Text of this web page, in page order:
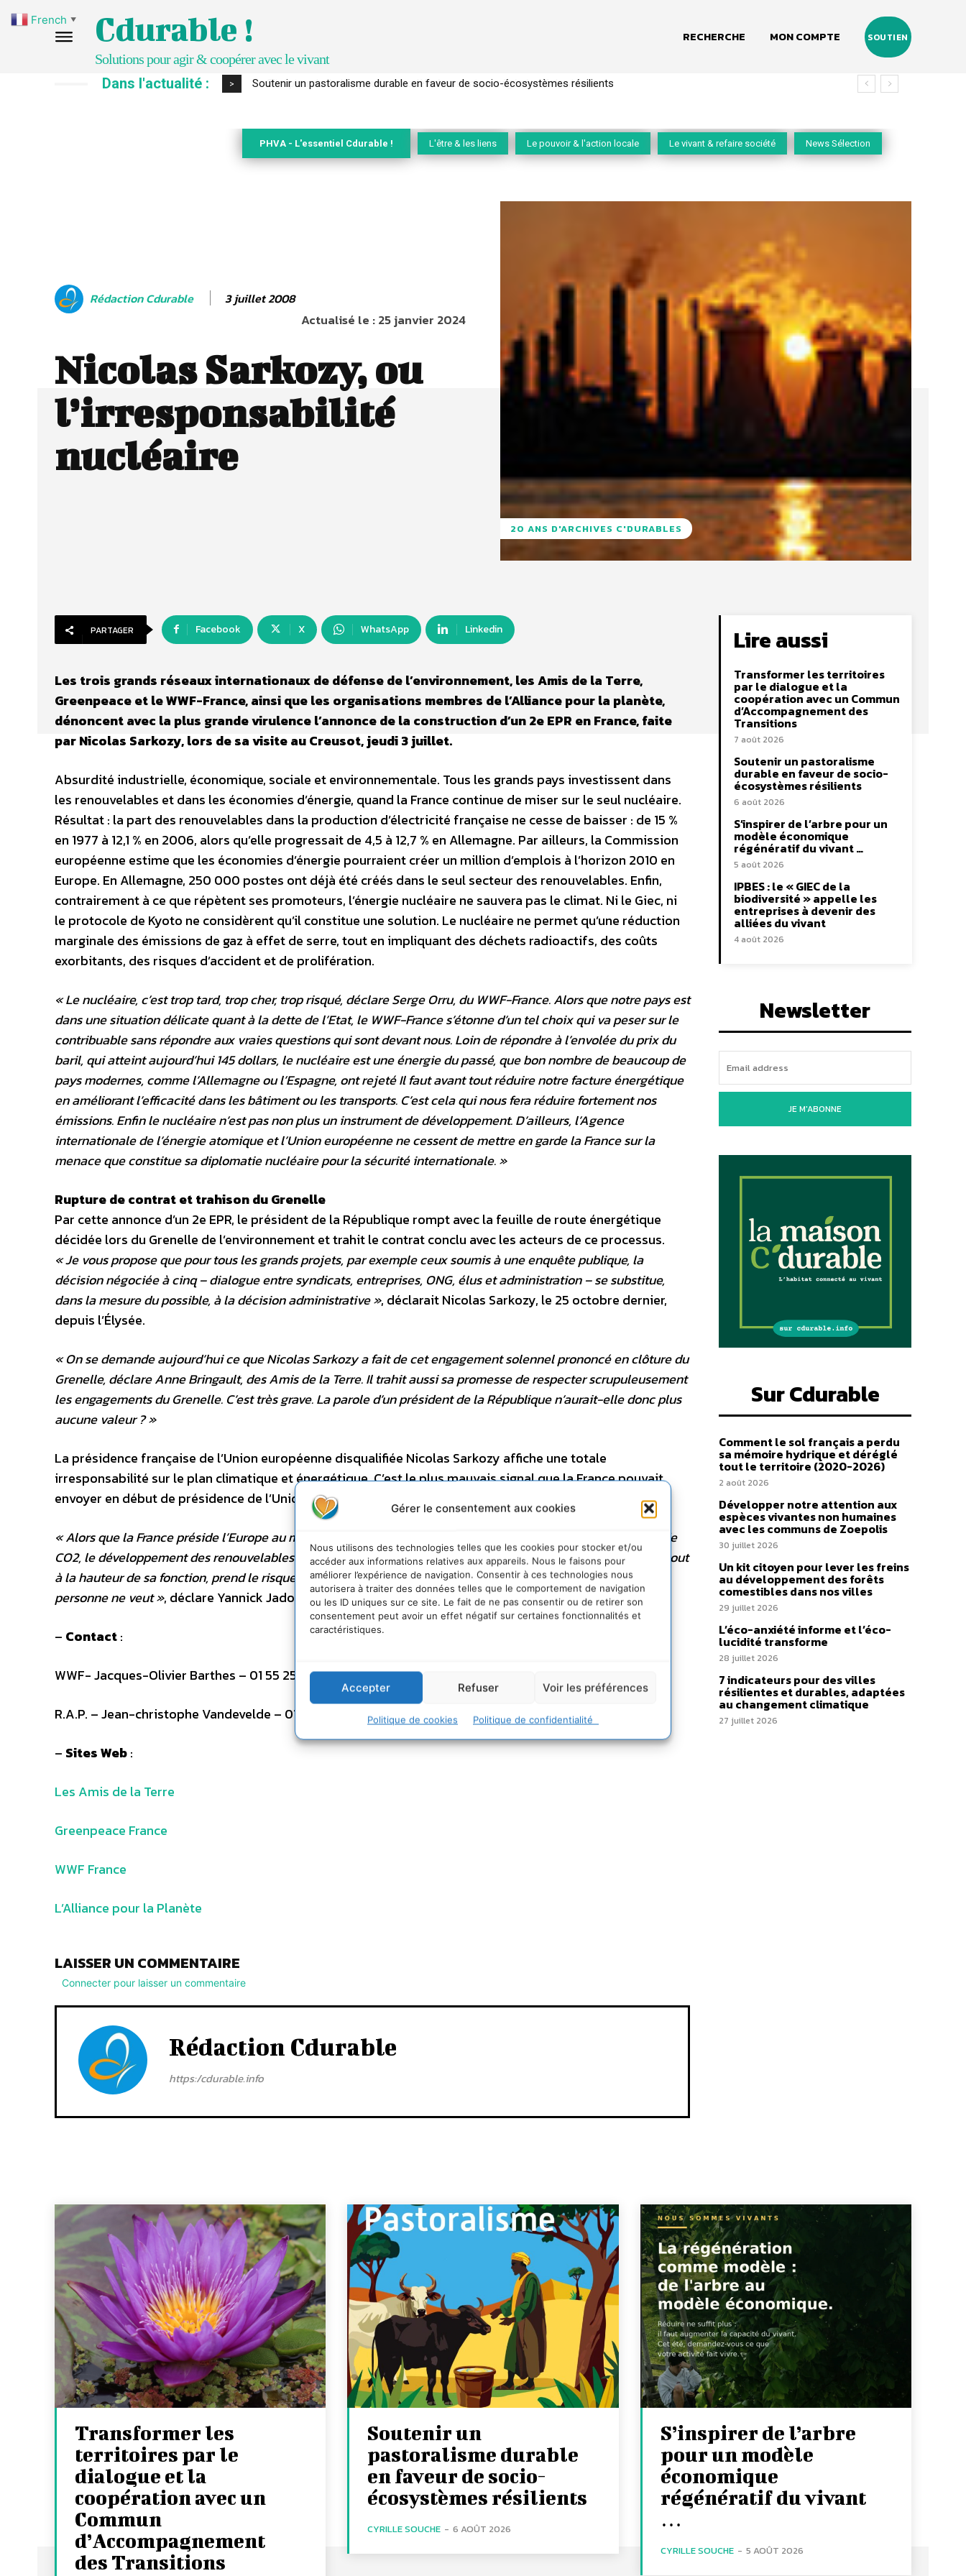
Gérer le consentement aux cookies
Nous utilisons des technologies telles que les cookies pour stocker et/ou
accéder aux informations relatives aux appareils. Nous le faisons pour
améliorer l’expérience de navigation. Consentir à ces technologies nous
autorisera à traiter des données telles que le comportement de navigation
ou les ID uniques sur ce site. Le fait de ne pas consentir ou de retirer son
consentement peut avoir un effet négatif sur certaines fonctionnalités et
caractéristiques.
Accepter Refuser Voir les préférences
Politique de cookies Politique de confidentialité
Cdurable !
Solutions pour agir & coopérer avec le vivant
RECHERCHE MON COMPTE SOUTIEN
Dans l'actualité : > S’inspirer de l’arbre pour un modèle économique régénératif du vivant …
PHVA - L'essentiel Cdurable ! L'être & les liens Le pouvoir & l'action locale Le vivant & refaire société News Sélection
Rédaction Cdurable 3 juillet 2008
Actualisé le :25 janvier 2024
Nicolas Sarkozy, ou
l’irresponsabilité
nucléaire
20 ANS D'ARCHIVES C'DURABLES
PARTAGER Facebook X WhatsApp Linkedin
Les trois grands réseaux internationaux de défense de l’environnement, les Amis de la Terre,
Greenpeace et le WWF-France, ainsi que les organisations membres de l’Alliance pour la planète,
dénoncent avec la plus grande virulence l’annonce de la construction d’un 2e EPR en France, faite
par Nicolas Sarkozy, lors de sa visite au Creusot, jeudi 3 juillet.
Absurdité industrielle, économique, sociale et environnementale. Tous les grands pays investissent dans
les renouvelables et dans les économies d’énergie, quand la France continue de miser sur le seul nucléaire.
Résultat : la part des renouvelables dans la production d’électricité française ne cesse de baisser : de 15 %
en 1977 à 12,1 % en 2006, alors qu’elle progressait de 4,5 à 12,7 % en Allemagne. Par ailleurs, la Commission
européenne estime que les économies d’énergie pourraient créer un million d’emplois à l’horizon 2010 en
Europe. En Allemagne, 250 000 postes ont déjà été créés dans le seul secteur des renouvelables. Enfin,
contrairement à ce que répètent ses promoteurs, l’énergie nucléaire ne sauvera pas le climat. Ni le Giec, ni
le protocole de Kyoto ne considèrent qu’il constitue une solution. Le nucléaire ne permet qu’une réduction
marginale des émissions de gaz à effet de serre, tout en impliquant des déchets radioactifs, des coûts
exorbitants, des risques d’accident et de prolifération.
« Le nucléaire, c’est trop tard, trop cher, trop risqué, déclare Serge Orru, du WWF-France. Alors que notre pays est
dans une situation délicate quant à la dette de l’Etat, le WWF-France s’étonne d’un tel choix qui va peser sur le
contribuable sans répondre aux vraies questions qui sont devant nous. Loin de répondre à l’envolée du prix du
baril, qui atteint aujourd’hui 145 dollars, le nucléaire est une énergie du passé, que bon nombre de beaucoup de
pays modernes, comme l’Allemagne ou l’Espagne, ont rejeté Il faut avant tout réduire notre facture énergétique
en améliorant l’efficacité dans les bâtiment ou les transports. C’est cela qui nous fera réduire fortement nos
émissions. Enfin le nucléaire n’est pas non plus un instrument de développement. D’ailleurs, l’Agence
internationale de l’énergie atomique et l’Union européenne ne cessent de mettre en garde la France sur la
menace que constitue sa diplomatie nucléaire pour la sécurité internationale. »
Rupture de contrat et trahison du Grenelle
Par cette annonce d’un 2e EPR, le président de la République rompt avec la feuille de route énergétique
décidée lors du Grenelle de l’environnement et trahit le contrat conclu avec les acteurs de ce processus.
« Je vous propose que pour tous les grands projets, par exemple ceux soumis à une enquête publique, la
décision négociée à cinq – dialogue entre syndicats, entreprises, ONG, élus et administration – se substitue,
dans la mesure du possible, à la décision administrative », déclarait Nicolas Sarkozy, le 25 octobre dernier,
depuis l’Élysée.
« On se demande aujourd’hui ce que Nicolas Sarkozy a fait de cet engagement solennel prononcé en clôture du
Grenelle, déclare Anne Bringault, des Amis de la Terre. Il trahit aussi sa promesse de respecter scrupuleusement
les engagements du Grenelle. C’est très grave. La parole d’un président de la République n’aurait-elle donc plus
aucune valeur ? »
La présidence française de l’Union européenne disqualifiée Nicolas Sarkozy affiche une totale
irresponsabilité sur le plan climatique et énergétique. C’est le plus mauvais signal que la France pouvait
envoyer en début de présidence de l’Union européenne.
« Alors que la France préside l’Europe au moment où celle-ci doit s’accorder sur la réduction des émissions de
CO2, le développement des renouvelables et les économies d’énergie, Nicolas Sarkozy ne se montre pas du tout
à la hauteur de sa fonction, prend le risque de diviser l’UE, en affichant une caricature de la France dont plus
personne ne veut », déclare Yannick Jadot, de Greenpeace.
– Contact:
WWF- Jacques-Olivier Barthes – 01 55 25 84 74
R.A.P. – Jean-christophe Vandevelde – 01 43 28 39 21
– Sites Web:
Les Amis de la Terre
Greenpeace France
WWF France
L’Alliance pour la Planète
LAISSER UN COMMENTAIRE
Connecter pour laisser un commentaire
Rédaction Cdurable
https:/cdurable.info
Lire aussi
Transformer les territoires
par le dialogue et la
coopération avec un Commun
d’Accompagnement des
Transitions
7 août 2026
Soutenir un pastoralisme
durable en faveur de socio-
écosystèmes résilients
6 août 2026
S’inspirer de l’arbre pour un
modèle économique
régénératif du vivant …
5 août 2026
IPBES : le « GIEC de la
biodiversité » appelle les
entreprises à devenir des
alliées du vivant
4 août 2026
Newsletter
JE M'ABONNE
Sur Cdurable
Comment le sol français a perdu
sa mémoire hydrique et déréglé
tout le territoire (2020-2026)
2 août 2026
Développer notre attention aux
espèces vivantes non humaines
avec les communs de Zoepolis
30 juillet 2026
Un kit citoyen pour lever les freins
au développement des forêts
comestibles dans nos villes
29 juillet 2026
L’éco-anxiété informe et l’éco-
lucidité transforme
28 juillet 2026
7 indicateurs pour des villes
résilientes et durables, adaptées
au changement climatique
27 juillet 2026
Transformer les
territoires par le
dialogue et la
coopération avec un
Commun
d’Accompagnement
des Transitions
Soutenir un
pastoralisme durable
en faveur de socio-
écosystèmes résilients
CYRILLE SOUCHE - 6 AOÛT 2026
S’inspirer de l’arbre
pour un modèle
économique
régénératif du vivant
…
CYRILLE SOUCHE - 5 AOÛT 2026
French ▼